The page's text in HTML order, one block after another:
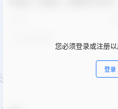
您必须登录或注册
登录